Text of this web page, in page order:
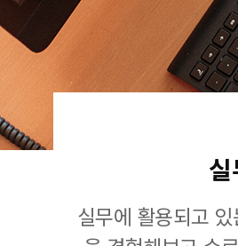
실무에 활용되고